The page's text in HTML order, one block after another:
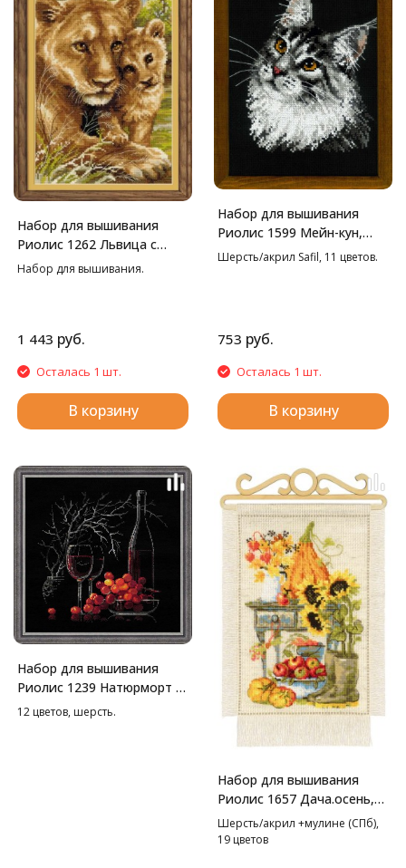
Набор для вышивания
Риолис 1262 Львица с
львенком, 22*38 см
Набор для вышивания.
1 443 руб.
Осталась 1 шт.
В корзину
Набор для вышивания
Риолис 1599 Мейн-кун,
21*30 см
Шерсть/акрил Safil, 11 цветов.
753 руб.
Осталась 1 шт.
В корзину
Набор для вышивания
Риолис 1239 Натюрморт с
красным вином, 30*30 см
12 цветов, шерсть.
Набор для вышивания
Риолис 1657 Дача.осень,
20*30 см
Шерсть/акрил +мулине (СПб),
19 цветов